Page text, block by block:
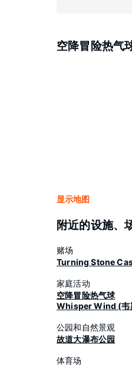
空降冒险热气
显示地图
附近的设施、
赌场
Turning Stone
家庭活动
空降冒险热气球
Whisper Wind (韦
公园和自然景观
故道大瀑布公园
体育场